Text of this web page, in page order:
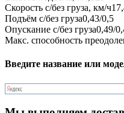
Скорость с/без груза, км/ч
Подъём с/без груза0,43/0,5
Опускание с/без груза0,49/
Макс. способность
Введите название или